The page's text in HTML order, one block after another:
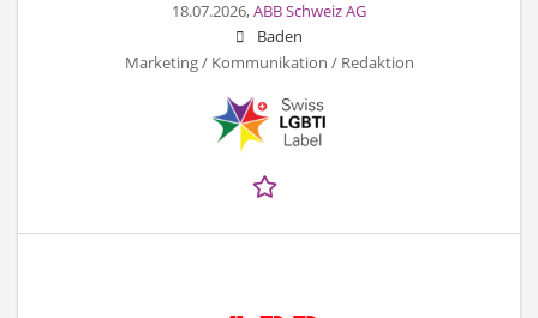
18.07.2026,ABB Schweiz AG
Baden
Marketing / Kommunikation / Redaktion